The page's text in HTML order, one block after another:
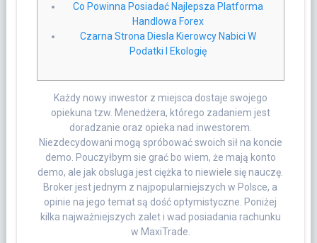
Co Powinna Posiadać Najlepsza Platforma
Handlowa Forex
Czarna Strona Diesla Kierowcy Nabici W
Podatki I Ekologię
Każdy nowy inwestor z miejsca dostaje swojego
opiekuna tzw. Menedżera, którego zadaniem jest
doradzanie oraz opieka nad inwestorem.
Niezdecydowani mogą spróbować swoich sił na koncie
demo. Pouczyłbym sie grać bo wiem, że mają konto
demo, ale jak obsluga jest ciężka to niewiele się nauczę.
Broker jest jednym z najpopularniejszych w Polsce, a
opinie na jego temat są dość optymistyczne. Poniżej
kilka najważniejszych zalet i wad posiadania rachunku
w MaxiTrade.